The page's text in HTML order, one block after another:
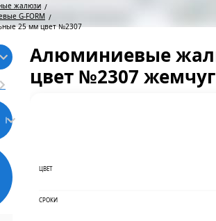
жалюзи
G-FORM
25 мм цвет №2307
Алюминиевые
цвет №2307 жемчуг
ЦВЕТ
СРОКИ